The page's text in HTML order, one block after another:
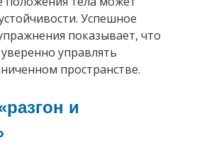
Успешное
показывает, что
управлять
пространстве.
и